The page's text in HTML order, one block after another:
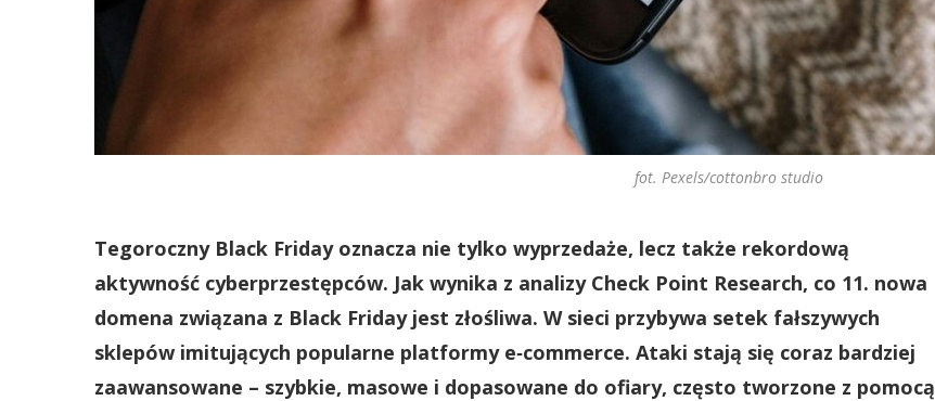
fot. Pexels/cottonbro studio
Tegoroczny Black Friday oznacza nie tylko wyprzedaże, lecz także rekordową
aktywność cyberprzestępców. Jak wynika z analizy Check Point Research, co 11. nowa
domena związana z Black Friday jest złośliwa. W sieci przybywa setek fałszywych
sklepów imitujących popularne platformy e‑commerce. Ataki stają się coraz bardziej
zaawansowane – szybkie, masowe i dopasowane do ofiary, często tworzone z pomocą